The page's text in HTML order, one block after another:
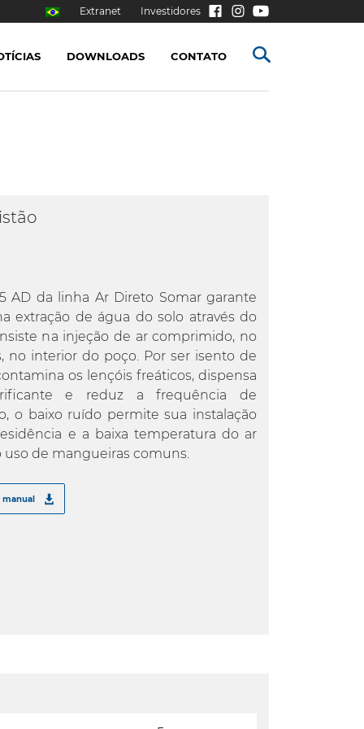
AD da linha Ar Direto Somar garante
extração de água do solo através do
na injeção de ar comprimido, no
no interior do poço. Por ser isento de
os lençóis freáticos, dispensa
e reduz a frequência de
o baixo ruído permite sua instalação
e a baixa temperatura do ar
de mangueiras comuns.
manual
Extranet Investidores
DOWNLOADS CONTATO